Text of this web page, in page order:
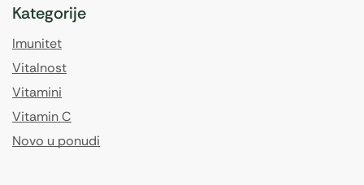
Kategorije
Imunitet
Vitalnost
Vitamini
Vitamin C
Novo u ponudi